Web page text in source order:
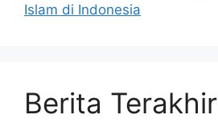
Islam di Indonesia
Berita Terakhir